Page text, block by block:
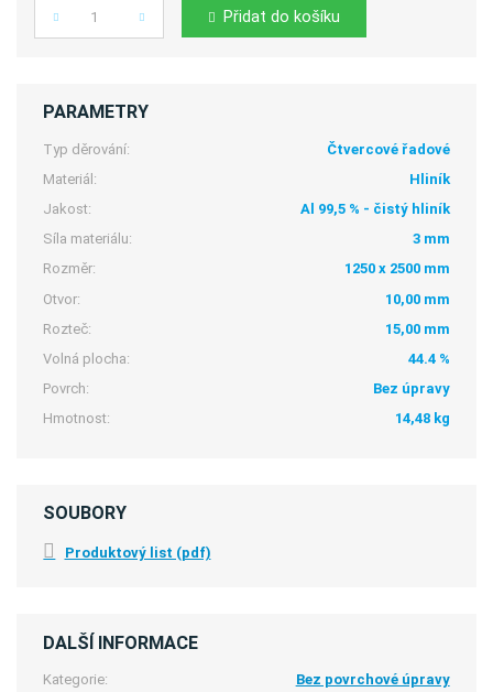
Počet Přidat do košíku
PARAMETRY
Typ děrování:
Čtvercové řadové
Materiál:
Hliník
Jakost:
Al 99,5 % - čistý hliník
Síla materiálu:
3 mm
Rozměr:
1250 x 2500 mm
Otvor:
10,00 mm
Rozteč:
15,00 mm
Volná plocha:
44.4 %
Povrch:
Bez úpravy
Hmotnost:
14,48 kg
SOUBORY
Produktový list (pdf)
DALŠÍ INFORMACE
Kategorie:
Bez povrchové úpravy